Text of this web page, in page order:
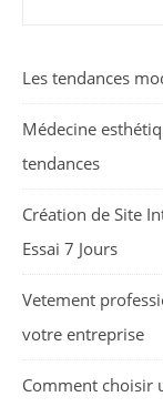
Les tendances
Médecine
tendances
Création de Site
Essai 7 Jours
Vetement
votre entreprise
Comment choisir